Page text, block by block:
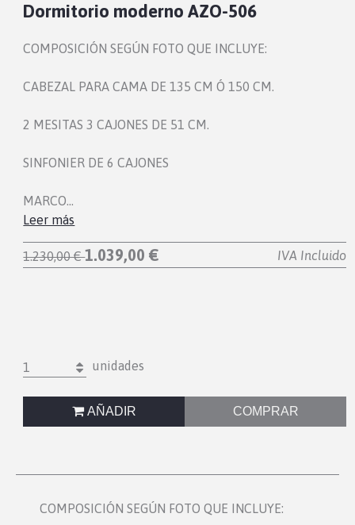
Dormitorio moderno AZO-506
COMPOSICIÓN SEGÚN FOTO QUE INCLUYE:
CABEZAL PARA CAMA DE 135 CM Ó 150 CM.
2 MESITAS 3 CAJONES DE 51 CM.
SINFONIER DE 6 CAJONES
MARCO…
Leer más
1.230,00 €1.039,00 € IVA Incluido
1 unidades
AÑADIR COMPRAR
COMPOSICIÓN SEGÚN FOTO QUE INCLUYE: